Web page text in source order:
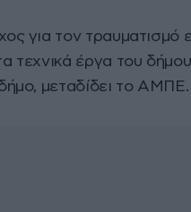
για τον τραυματισμό
τεχνικά έργα του
μεταδίδει το ΑΜΠΕ.